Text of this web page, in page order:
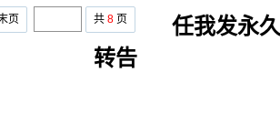
页 共 8 页 任我发永
转告